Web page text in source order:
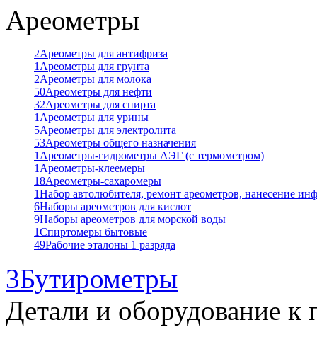
Ареометры
2Ареометры для антифриза
1 Ареометры для грунта
2Ареометры для молока
50Ареометры для нефти
32Ареометры для спирта
1 Ареометры для урины
5Ареометры для электролита
53Ареометры общего назначения
1 Ареометры-гидрометры АЭГ (с термометром)
1 Ареометры-клеемеры
18Ареометры-сахаромеры
1Набор автолюбителя, ремонт ареометров, нанесение
6Наборы ареометров для кислот
9Наборы ареометров для морской воды
1Спиртомеры бытовые
49Рабочие эталоны 1 разряда
3Бутирометры
Детали и оборудование к